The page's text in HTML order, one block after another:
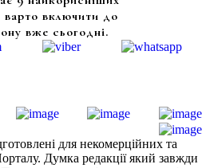
варто включити до
вже сьогодні.
для некомерційних та
Думка редакції який завжди